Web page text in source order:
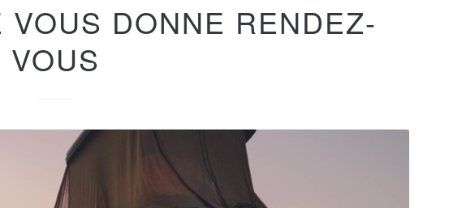
DONNE RENDEZ-
VOUS